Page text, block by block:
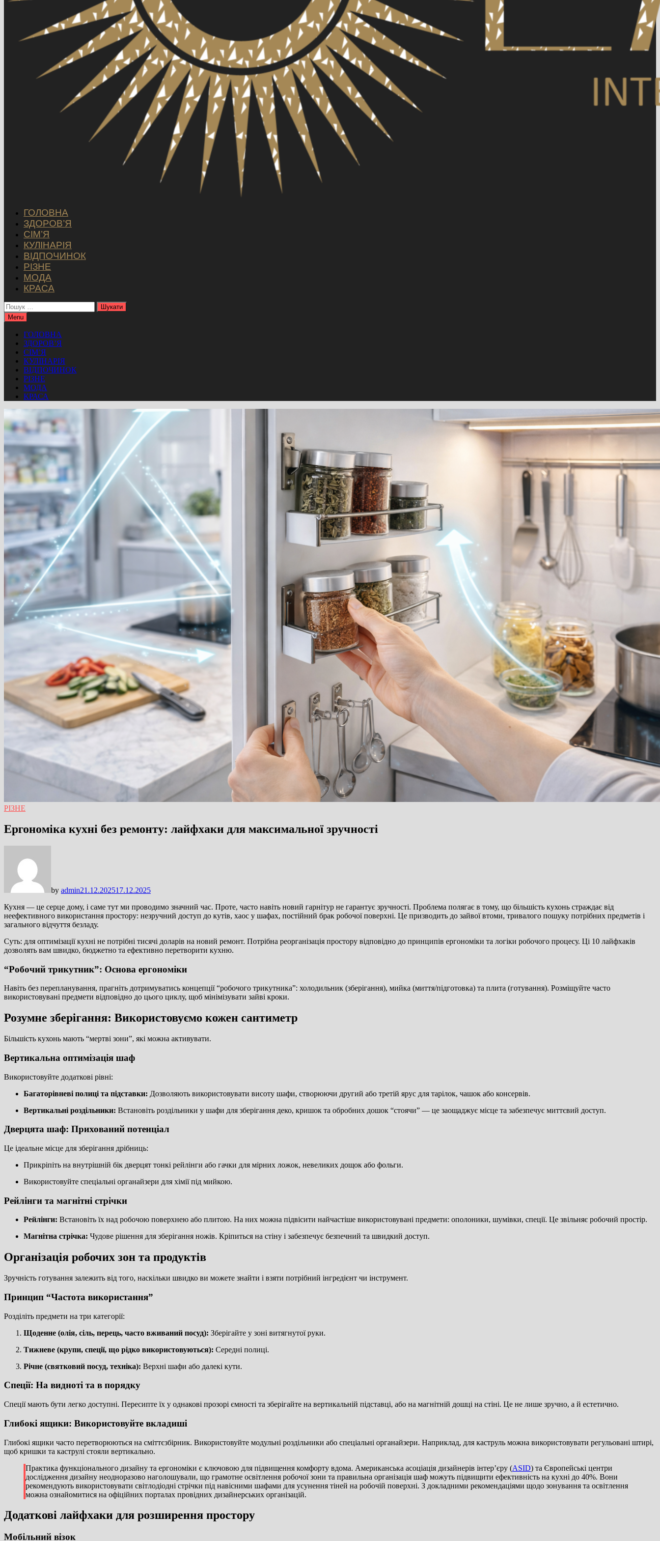
ГОЛОВНА
ЗДОРОВ’Я
СІМ’Я
КУЛІНАРІЯ
ВІДПОЧИНОК
РІЗНЕ
МОДА
КРАСА
Пошук:
Menu
ГОЛОВНА
ЗДОРОВ’Я
СІМ’Я
КУЛІНАРІЯ
ВІДПОЧИНОК
РІЗНЕ
МОДА
КРАСА
РІЗНЕ
Ергономіка кухні без ремонту: лайфхаки для максимальної зручності
by admin21.12.202517.12.2025
Кухня — це серце дому, і саме тут ми проводимо значний час. Проте, часто навіть новий гарнітур не гарантує зручності. Проблема полягає в тому, що більшість кухонь страждає від
неефективного використання простору: незручний доступ до кутів, хаос у шафах, постійний брак робочої поверхні. Це призводить до зайвої втоми, тривалого пошуку потрібних предметів і
загального відчуття безладу.
Суть: для оптимізації кухні не потрібні тисячі доларів на новий ремонт. Потрібна реорганізація простору відповідно до принципів ергономіки та логіки робочого процесу. Ці 10 лайфхаків
дозволять вам швидко, бюджетно та ефективно перетворити кухню.
“Робочий трикутник”: Основа ергономіки
Навіть без перепланування, прагніть дотримуватись концепції “робочого трикутника”: холодильник (зберігання), мийка (миття/підготовка) та плита (готування). Розміщуйте часто
використовувані предмети відповідно до цього циклу, щоб мінімізувати зайві кроки.
Розумне зберігання: Використовуємо кожен сантиметр
Більшість кухонь мають “мертві зони”, які можна активувати.
Вертикальна оптимізація шаф
Використовуйте додаткові рівні:
Багаторівневі полиці та підставки: Дозволяють використовувати висоту шафи, створюючи другий або третій ярус для тарілок, чашок або консервів.
Вертикальні роздільники: Встановіть роздільники у шафи для зберігання деко, кришок та обробних дошок “стоячи” — це заощаджує місце та забезпечує миттєвий доступ.
Дверцята шаф: Прихований потенціал
Це ідеальне місце для зберігання дрібниць:
Прикріпіть на внутрішній бік дверцят тонкі рейлінги або гачки для мірних ложок, невеликих дощок або фольги.
Використовуйте спеціальні органайзери для хімії під мийкою.
Рейлінги та магнітні стрічки
Рейлінги: Встановіть їх над робочою поверхнею або плитою. На них можна підвісити найчастіше використовувані предмети: ополоники, шумівки, спеції. Це звільняє робочий простір.
Магнітна стрічка: Чудове рішення для зберігання ножів. Кріпиться на стіну і забезпечує безпечний та швидкий доступ.
Організація робочих зон та продуктів
Зручність готування залежить від того, наскільки швидко ви можете знайти і взяти потрібний інгредієнт чи інструмент.
Принцип “Частота використання”
Розділіть предмети на три категорії:
Щоденне (олія, сіль, перець, часто вживаний посуд): Зберігайте у зоні витягнутої руки.
Тижневе (крупи, спеції, що рідко використовуються): Середні полиці.
Річне (святковий посуд, техніка): Верхні шафи або далекі кути.
Спеції: На видноті та в порядку
Спеції мають бути легко доступні. Пересипте їх у однакові прозорі ємності та зберігайте на вертикальній підставці, або на магнітній дошці на стіні. Це не лише зручно, а й естетично.
Глибокі ящики: Використовуйте вкладиші
Глибокі ящики часто перетворюються на сміттєзбірник. Використовуйте модульні роздільники або спеціальні органайзери. Наприклад, для каструль можна використовувати регульовані штирі,
щоб кришки та каструлі стояли вертикально.
Практика функціонального дизайну та ергономіки є ключовою для підвищення комфорту вдома. Американська асоціація дизайнерів інтер’єру (ASID) та Європейські центри
дослідження дизайну неодноразово наголошували, що грамотне освітлення робочої зони та правильна організація шаф можуть підвищити ефективність на кухні до 40%. Вони
рекомендують використовувати світлодіодні стрічки під навісними шафами для усунення тіней на робочій поверхні. З докладними рекомендаціями щодо зонування та освітлення
можна ознайомитися на офіційних порталах провідних дизайнерських організацій.
Додаткові лайфхаки для розширення простору
Мобільний візок